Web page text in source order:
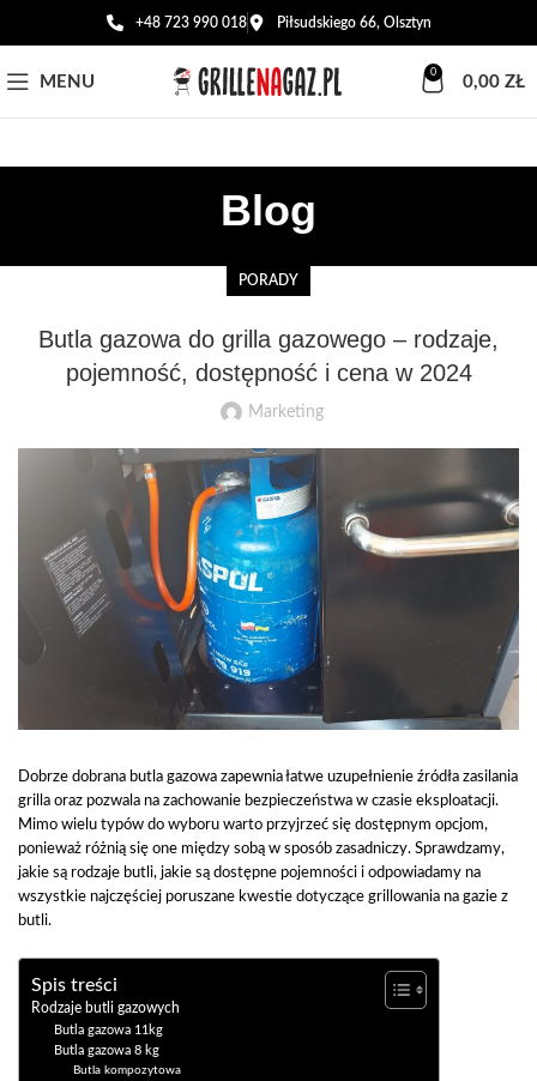
+48 723 990 018 Piłsudskiego 66, Olsztyn
MENU 0 0,00 ZŁ
Blog
PORADY
Butla gazowa do grilla gazowego – rodzaje,
pojemność, dostępność i cena w 2024
Marketing
Dobrze dobrana butla gazowa zapewnia łatwe uzupełnienie źródła zasilania
grilla oraz pozwala na zachowanie bezpieczeństwa w czasie eksploatacji.
Mimo wielu typów do wyboru warto przyjrzeć się dostępnym opcjom,
ponieważ różnią się one między sobą w sposób zasadniczy. Sprawdzamy,
jakie są rodzaje butli, jakie są dostępne pojemności i odpowiadamy na
wszystkie najczęściej poruszane kwestie dotyczące grillowania na gazie z
butli.
Spis treści
Rodzaje butli gazowych
Butla gazowa 11kg
Butla gazowa 8 kg
Butla kompozytowa